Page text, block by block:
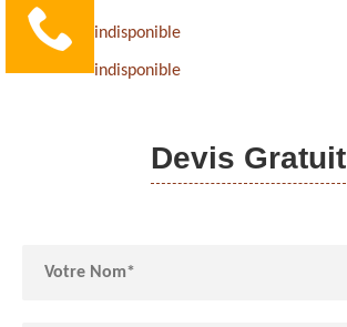
indisponible
indisponible
Devis Gratuit